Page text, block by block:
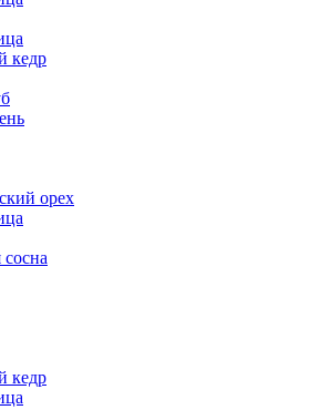
кедр
орех
сосна
кедр